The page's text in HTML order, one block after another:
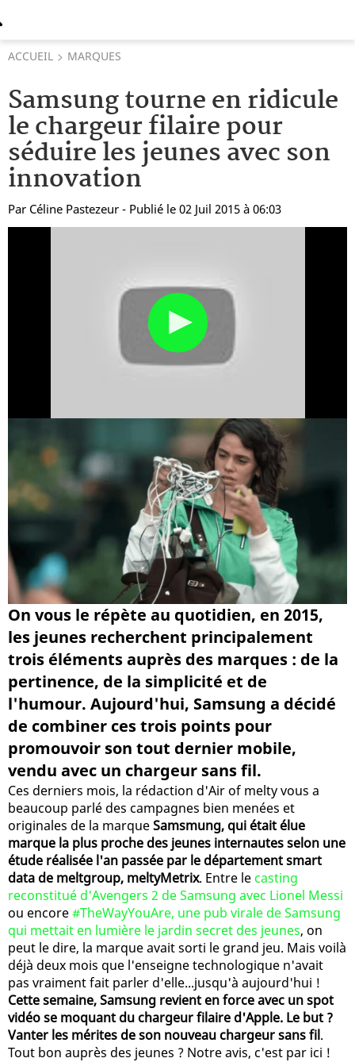
ACCUEIL MARQUES
Samsung tourne en ridicule
le chargeur filaire pour
séduire les jeunes avec son
innovation
Par Céline Pastezeur - Publié le 02 Juil 2015 à 06:03
On vous le répète au quotidien, en 2015,
les jeunes recherchent principalement
trois éléments auprès des marques : de la
pertinence, de la simplicité et de
l'humour. Aujourd'hui, Samsung a décidé
de combiner ces trois points pour
promouvoir son tout dernier mobile,
vendu avec un chargeur sans fil.
Ces derniers mois, la rédaction d'Air of melty vous a
beaucoup parlé des campagnes bien menées et
originales de la marqueSamsmung, qui était élue
marque la plus proche des jeunes internautes selon une
étude réalisée l'an passée par le département smart
data de meltgroup, meltyMetrix. Entre le casting
reconstitué d'Avengers 2 de Samsung avec Lionel Messi
ou encore#TheWayYouAre, une pub virale de Samsung
qui mettait en lumière le jardin secret des jeunes, on
peut le dire, la marque avait sorti le grand jeu. Mais voilà
déjà deux mois que l'enseigne technologique n'avait
pas vraiment fait parler d'elle...jusqu'à aujourd'hui !
Cette semaine, Samsung revient en force avec un spot
vidéo se moquant du chargeur filaire d'Apple. Le but ?
Vanter les mérites de son nouveau chargeur sans fil.
Tout bon auprès des jeunes ? Notre avis, c'est par ici !